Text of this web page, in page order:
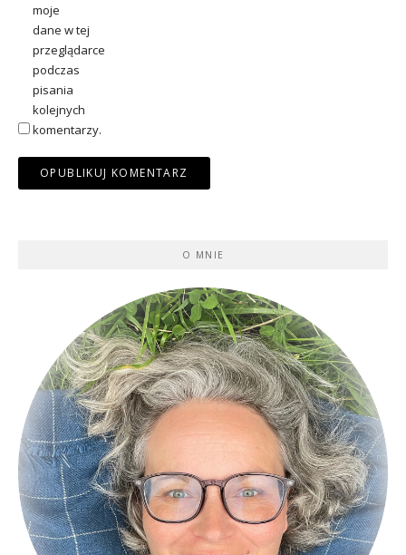
moje
dane w tej
przeglądarce
podczas
pisania
kolejnych
komentarzy.
O MNIE